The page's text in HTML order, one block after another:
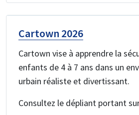
Cartown 2026
Cartown vise à apprendre la
enfants de 4 à 7 ans dans un
urbain réaliste et divertissant.
Consultez le dépliant portant